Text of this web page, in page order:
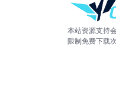
本站资源支持
限制免费下载